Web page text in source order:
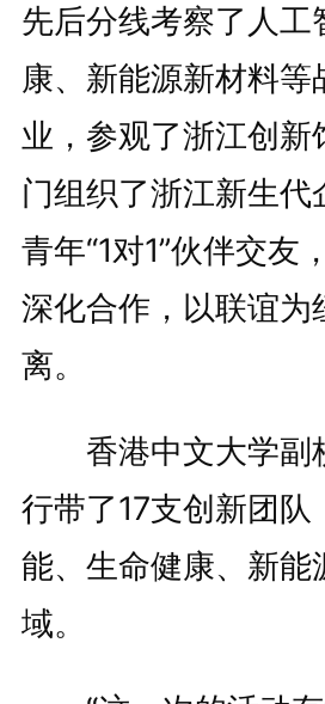
先后分线考察了人工
康、新能源新材料等
业，参观了浙江创新
门组织了浙江新生代
青年“1对1”伙伴交友
深化合作，以联谊为
离。
香港中文大学副
行带了17支创新团队
能、生命健康、新能
域。